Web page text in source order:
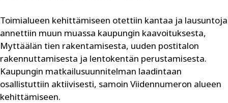
Toimialueen kehittämiseen otettiin kantaa ja lausuntoja
annettiin muun muassa kaupungin kaavoituksesta,
Myttäälän tien rakentamisesta, uuden postitalon
rakennuttamisesta ja lentokentän perustamisesta.
Kaupungin matkailusuunnitelman laadintaan
osallistuttiin aktiivisesti, samoin Viidennumeron alueen
kehittämiseen.